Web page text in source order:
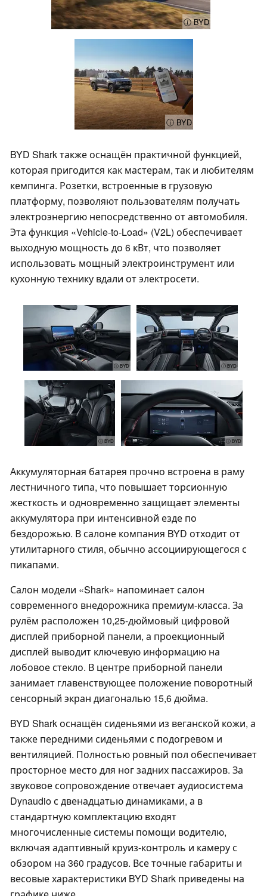
ⓘ BYD
ⓘ BYD
BYD Shark также оснащён практичной функцией,
которая пригодится как мастерам, так и любителям
кемпинга. Розетки, встроенные в грузовую
платформу, позволяют пользователям получать
электроэнергию непосредственно от автомобиля.
Эта функция «Vehicle-to-Load» (V2L) обеспечивает
выходную мощность до 6 кВт, что позволяет
использовать мощный электроинструмент или
кухонную технику вдали от электросети.
ⓘ BYD ⓘ BYD
ⓘ BYD ⓘ BYD
Аккумуляторная батарея прочно встроена в раму
лестничного типа, что повышает торсионную
жесткость и одновременно защищает элементы
аккумулятора при интенсивной езде по
бездорожью. В салоне компания BYD отходит от
утилитарного стиля, обычно ассоциирующегося с
пикапами.
Салон модели «Shark» напоминает салон
современного внедорожника премиум-класса. За
рулём расположен 10,25-дюймовый цифровой
дисплей приборной панели, а проекционный
дисплей выводит ключевую информацию на
лобовое стекло. В центре приборной панели
занимает главенствующее положение поворотный
сенсорный экран диагональю 15,6 дюйма.
BYD Shark оснащён сиденьями из веганской кожи, а
также передними сиденьями с подогревом и
вентиляцией. Полностью ровный пол обеспечивает
просторное место для ног задних пассажиров. За
звуковое сопровождение отвечает аудиосистема
Dynaudio с двенадцатью динамиками, а в
стандартную комплектацию входят
многочисленные системы помощи водителю,
включая адаптивный круиз-контроль и камеру с
обзором на 360 градусов. Все точные габариты и
весовые характеристики BYD Shark приведены на